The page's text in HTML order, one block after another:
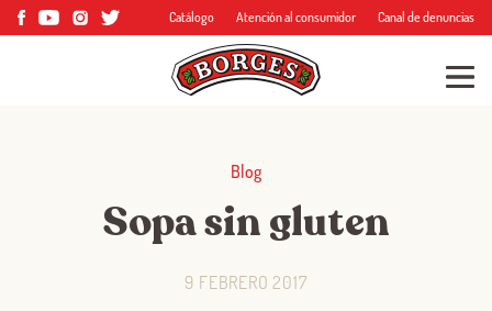
Catálogo Atención al consumidor Canal de denuncias
Blog
Sopa sin gluten
9 FEBRERO 2017